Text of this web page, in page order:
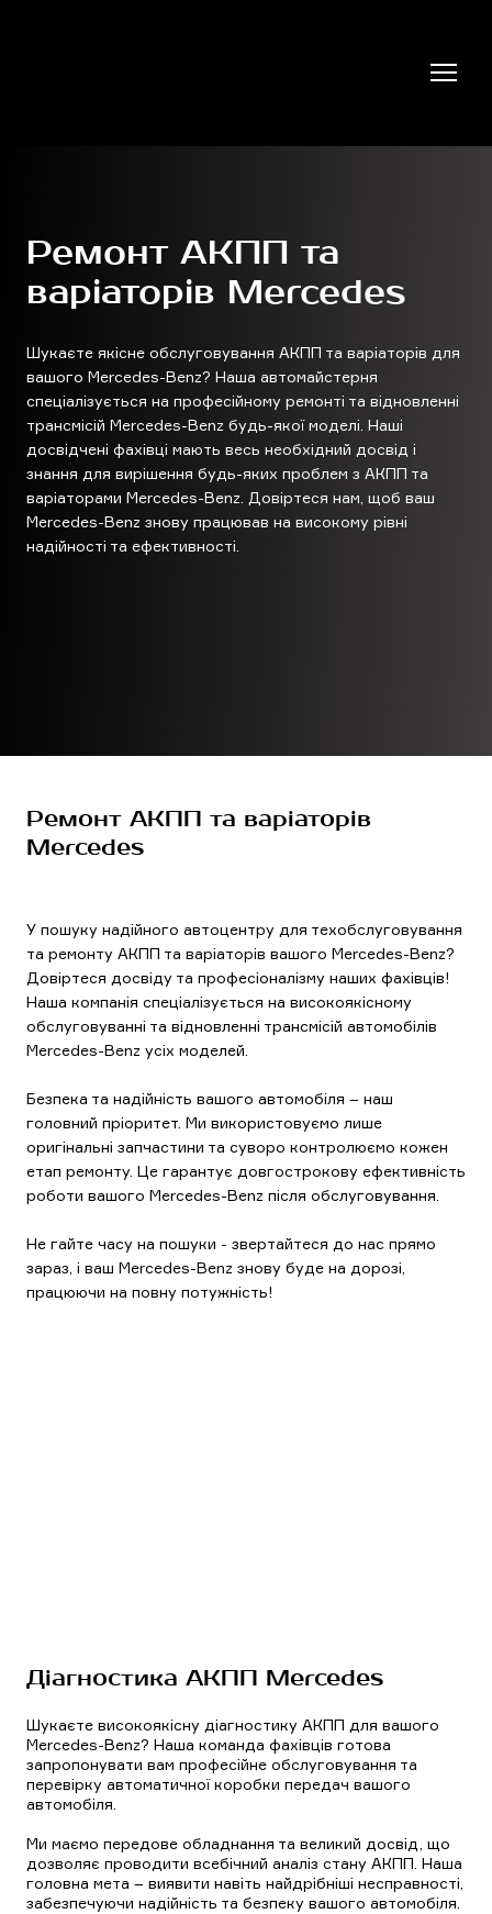
Ремонт АКПП та
варіаторів Mercedes
Шукаєте якісне обслуговування АКПП та варіаторів для
вашого Mercedes-Benz? Наша автомайстерня
спеціалізується на професійному ремонті та відновленні
трансмісій Mercedes-Benz будь-якої моделі. Наші
досвідчені фахівці мають весь необхідний досвід і
знання для вирішення будь-яких проблем з АКПП та
варіаторами Mercedes-Benz. Довіртеся нам, щоб ваш
Mercedes-Benz знову працював на високому рівні
надійності та ефективності.
Ремонт АКПП та варіаторів
Mercedes
У пошуку надійного автоцентру для техобслуговування
та ремонту АКПП та варіаторів вашого Mercedes-Benz?
Довіртеся досвіду та професіоналізму наших фахівців!
Наша компанія спеціалізується на високоякісному
обслуговуванні та відновленні трансмісій автомобілів
Mercedes-Benz усіх моделей.
Безпека та надійність вашого автомобіля – наш
головний пріоритет. Ми використовуємо лише
оригінальні запчастини та суворо контролюємо кожен
етап ремонту. Це гарантує довгострокову ефективність
роботи вашого Mercedes-Benz після обслуговування.
Не гайте часу на пошуки - звертайтеся до нас прямо
зараз, і ваш Mercedes-Benz знову буде на дорозі,
працюючи на повну потужність!
Діагностика АКПП Mercedes
Шукаєте високоякісну діагностику АКПП для вашого
Mercedes-Benz? Наша команда фахівців готова
запропонувати вам професійне обслуговування та
перевірку автоматичної коробки передач вашого
автомобіля.
Ми маємо передове обладнання та великий досвід, що
дозволяє проводити всебічний аналіз стану АКПП. Наша
головна мета – виявити навіть найдрібніші несправності,
забезпечуючи надійність та безпеку вашого автомобіля.